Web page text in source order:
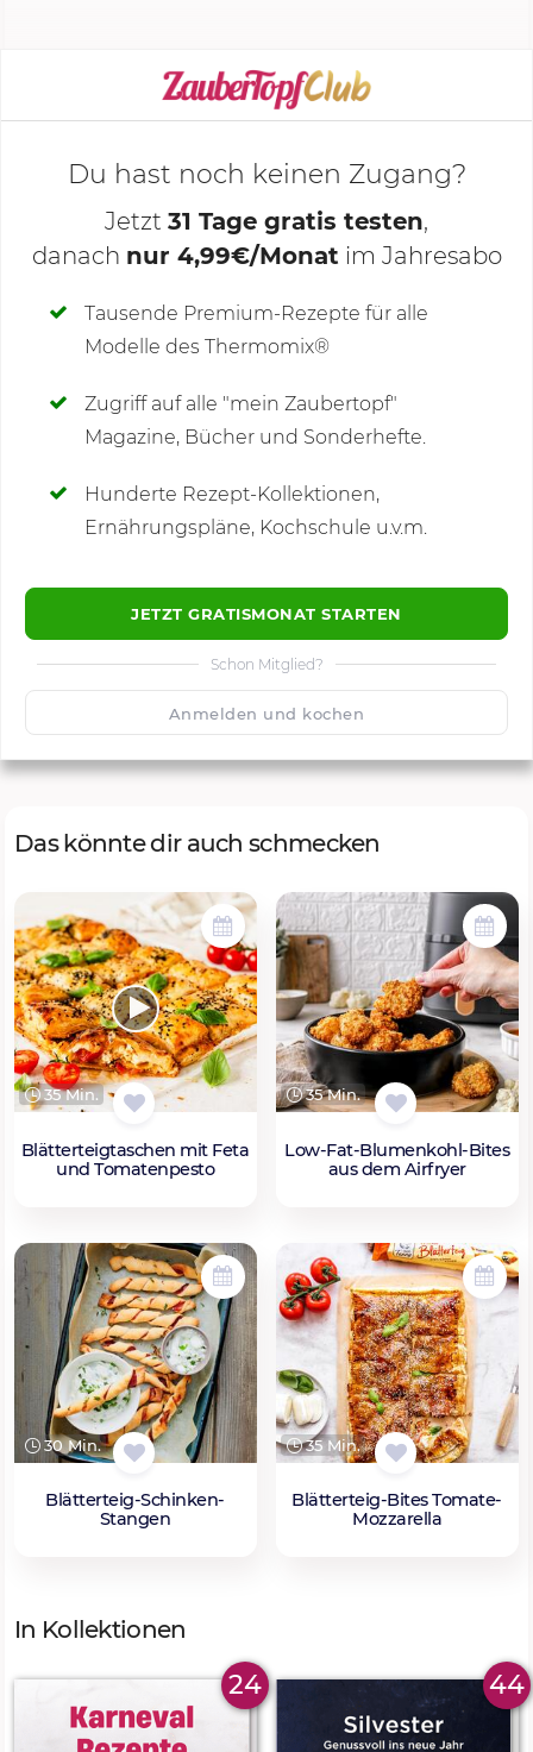
KOCHMODUS STARTEN
Deine Notizen
Du hast noch keinen Zugang?
Jetzt 31 Tage gratis testen,
danach nur 4,99€/Monat im Jahresabo
Tausende Premium-Rezepte für alle
Modelle des Thermomix®
Zugriff auf alle "mein Zaubertopf"
Magazine, Bücher und Sonderhefte.
Hunderte Rezept-Kollektionen,
Ernährungspläne, Kochschule u.v.m.
JETZT GRATISMONAT STARTEN
Schon Mitglied?
Anmelden und kochen
Kommentare
🙂 1500 Speichern
Das könnte dir auch schmecken
35 Min.
Blätterteigtaschen mit Feta
und Tomatenpesto
35 Min.
Low-Fat-Blumenkohl-Bites
aus dem Airfryer
30 Min.
Blätterteig-Schinken-
Stangen
35 Min.
Blätterteig-Bites Tomate-
Mozzarella
In Kollektionen
24 44